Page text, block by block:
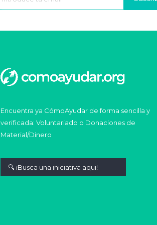
Encuentra ya CómoAyudar de forma sencilla y
verificada: Voluntariado o Donaciones de
Material/Dinero